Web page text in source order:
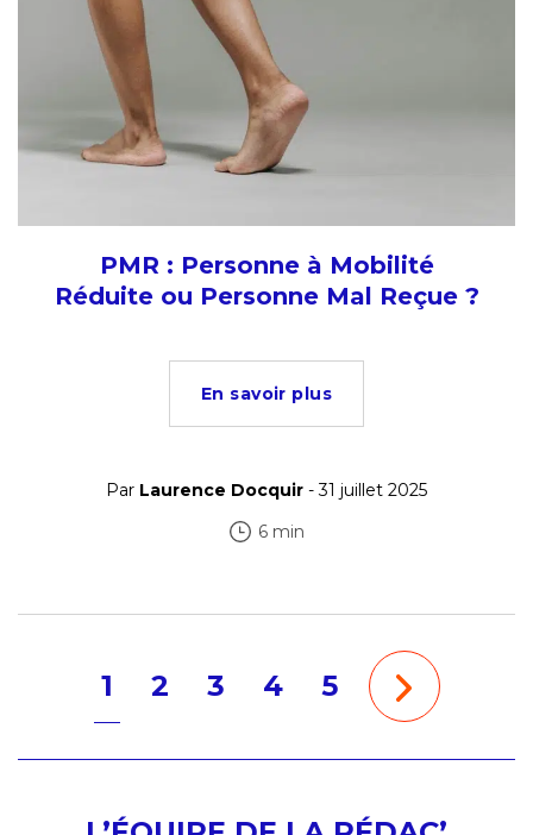
PMR : Personne à Mobilité
Réduite ou Personne Mal Reçue ?
En savoir plus
Par Laurence Docquir - 31 juillet 2025
6 min
1 2 3 4 5